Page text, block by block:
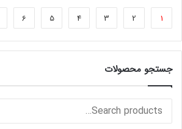
1
2
3
4
5
6
جستجو محصولات
Search